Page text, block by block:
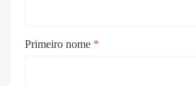
Primeiro nome *